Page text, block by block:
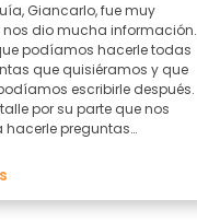
Giancarlo, fue muy
nos dio mucha información.
podíamos hacerle todas
que quisiéramos y que
escribirle después.
por su parte que nos
hacerle preguntas
la cultura como de la
locales.